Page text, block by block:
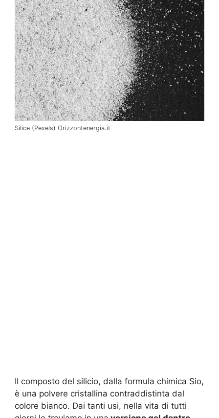
Silice (Pexels) Orizzontenergia.it
Il composto del silicio, dalla formula chimica Sio,
è una polvere cristallina contraddistinta dal
colore bianco. Dai tanti usi, nella vita di tutti